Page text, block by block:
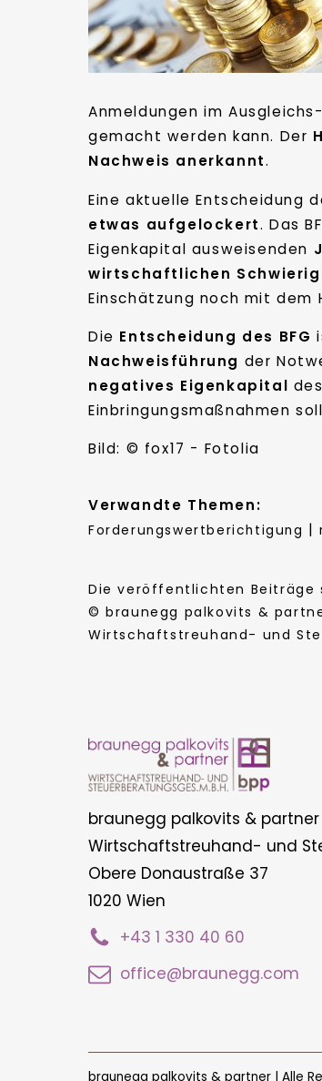
Anmeldungen im
gemacht werden kann. Der
Nachweis anerkannt.
Eine aktuelle Entscheidung
etwas aufgelockert. Das
Eigenkapital ausweisenden
wirtschaftlichen
Einschätzung noch mit
Die Entscheidung des BFG
Nachweisführung der
negatives Eigenkapital
Einbringungsmaßnahmen
Bild: © fox17 - Fotolia
Verwandte Themen:
Forderungswertberichtigung |
Die veröffentlichten Beiträge
© braunegg palkovits &
Wirtschaftstreuhand- und
braunegg palkovits & partner
Wirtschaftstreuhand- und
Obere Donaustraße 37
1020 Wien
+43 1 330 40 60
office@braunegg.com
braunegg palkovits & partner | Alle